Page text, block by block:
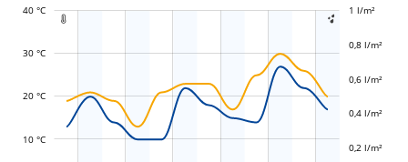
 
10 °C
20 °C
40 °C
30 °C
-0,4 l/m²
-0,2 l/m²
0,2 l/m²
0,4 l/m²
0,6 l/m²
0,8 l/m²
1 l/m²
1,2 l/m²